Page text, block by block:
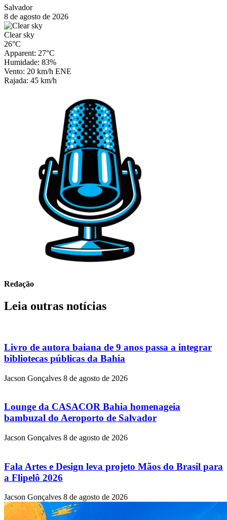
Salvador
8 de agosto de 2026
Clear sky
26°C
Apparent: 27°C
Humidade: 83%
Vento: 20 km/h ENE
Rajada: 45 km/h
Redação
Leia outras notícias
Livro de autora baiana de 9 anos passa a integrar
bibliotecas públicas da Bahia
Jacson Gonçalves 8 de agosto de 2026
Lounge da CASACOR Bahia homenageia
bambuzal do Aeroporto de Salvador
Jacson Gonçalves 8 de agosto de 2026
Fala Artes e Design leva projeto Mãos do Brasil para
a Flipelô 2026
Jacson Gonçalves 8 de agosto de 2026